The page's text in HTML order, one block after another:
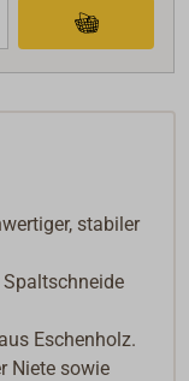
stabiler
Eschenholz.
Niete sowie